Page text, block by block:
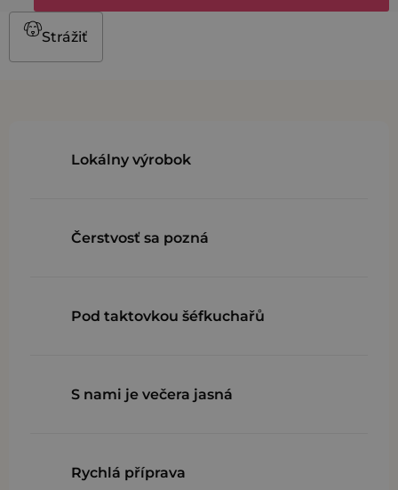
Strážiť
Lokálny výrobok
Čerstvosť sa pozná
Pod taktovkou šéfkuchařů
S nami je večera jasná
Rychlá příprava